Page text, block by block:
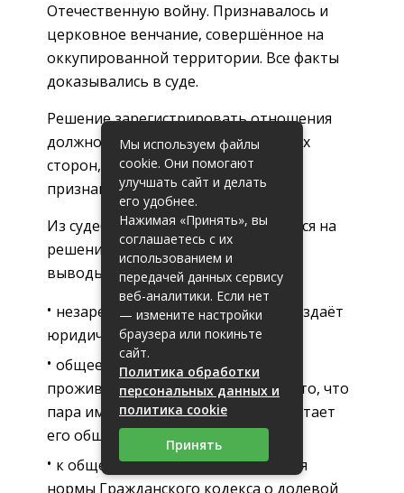
Отечественную войну. Признавалось и
церковное венчание, совершённое на
оккупированной территории. Все факты
доказывались в суде.
Решение зарегистрировать отношения
должно быть добровольным с обеих
сторон, через суд наличие брака не
признают
Из судебной практики, опирающейся на
решения Верховного Суда, следуют
выводы:
незарегистрированный брак не создаёт
юридических последствий;
общее хозяйство и совместное
проживание указывают только на то, что
пара имущество не разделяет и считает
его общим;
к общему имуществу применяются
нормы Гражданского кодекса о долевой
Мы используем файлы
cookie. Они помогают
улучшать сайт и делать
его удобнее.
Нажимая «Принять», вы
соглашаетесь с их
использованием и
передачей данных сервису
веб-аналитики. Если нет
— измените настройки
браузера или покиньте
сайт.
Политика обработки
персональных данных и
политика cookie
Принять